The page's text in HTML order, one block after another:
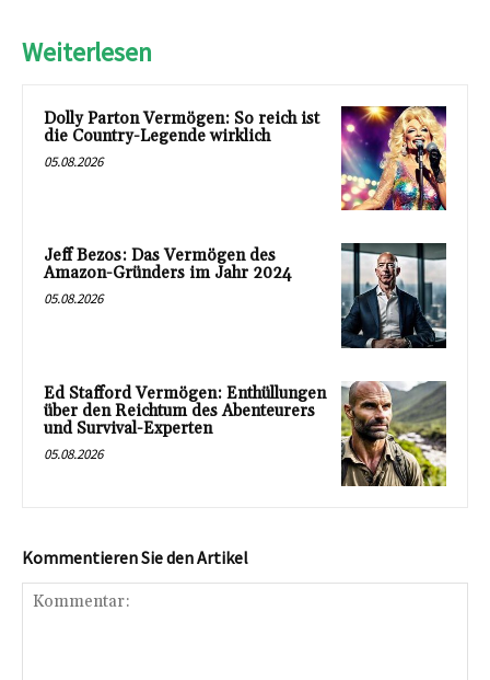
Weiterlesen
Dolly Parton Vermögen: So reich ist
die Country-Legende wirklich
05.08.2026
Jeff Bezos: Das Vermögen des
Amazon-Gründers im Jahr 2024
05.08.2026
Ed Stafford Vermögen: Enthüllungen
über den Reichtum des Abenteurers
und Survival-Experten
05.08.2026
Kommentieren Sie den Artikel